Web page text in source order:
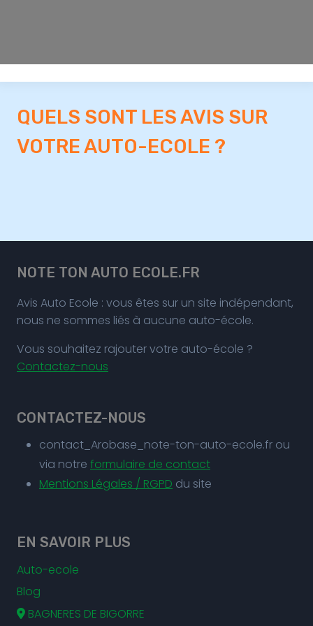
QUELS SONT LES AVIS SUR
VOTRE AUTO-ECOLE ?
NOTE TON AUTO ECOLE.FR
Avis Auto Ecole : vous êtes sur un site indépendant,
nous ne sommes liés à aucune auto-école.
Vous souhaitez rajouter votre auto-école ?
Contactez-nous
CONTACTEZ-NOUS
contact_Arobase_note-ton-auto-ecole.fr ou
via notre formulaire de contact
Mentions Légales / RGPD du site
EN SAVOIR PLUS
Auto-ecole
Blog
BAGNERES DE BIGORRE